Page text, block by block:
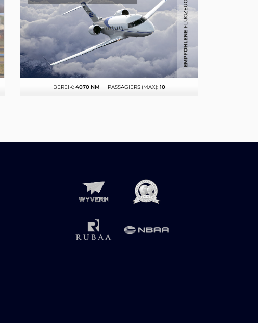
BEREIK: 4070 NM | PASSAGIERS (MAX): 10